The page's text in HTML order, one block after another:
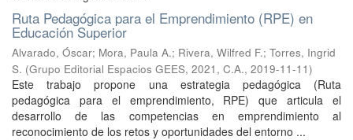
Ruta Pedagógica para el Emprendimiento (RPE) en
Educación Superior
Alvarado, Óscar; Mora, Paula A.; Rivera, Wilfred F.; Torres, Ingrid
S. (Grupo Editorial Espacios GEES, 2021, C.A., 2019-11-11)
Este trabajo propone una estrategia pedagógica (Ruta
pedagógica para el emprendimiento, RPE) que articula el
desarrollo de las competencias en emprendimiento al
reconocimiento de los retos y oportunidades del entorno ...